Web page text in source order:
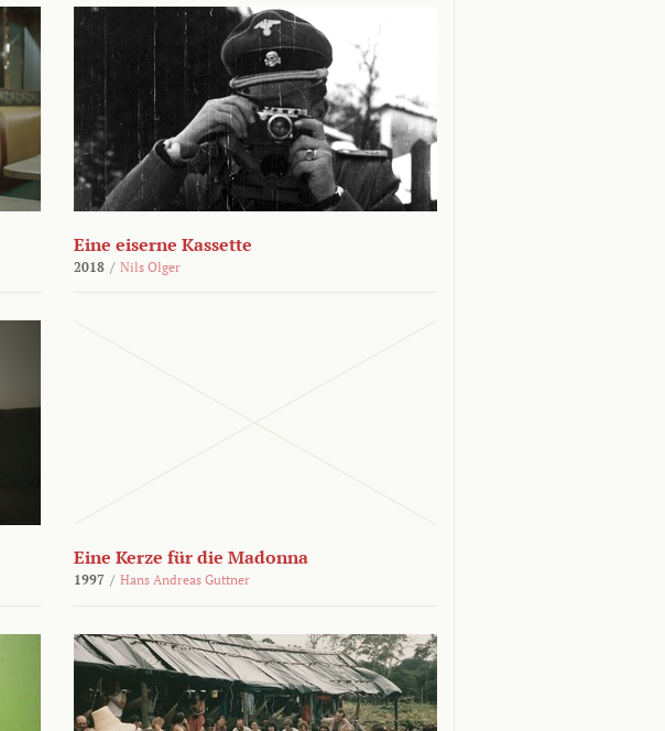
Eine eiserne Kassette
2018 / Nils Olger
Eine Kerze für die Madonna
1997 / Hans Andreas Guttner